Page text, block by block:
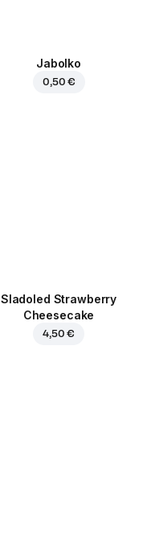
Jabolko
0,50 €
Sladoled Strawberry
Cheesecake
4,50 €